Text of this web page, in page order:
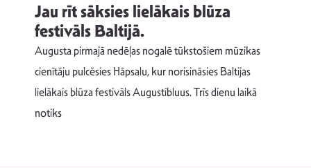
Jau rīt sāksies lielākais blūza
festivāls Baltijā.
Augusta pirmajā nedēļas nogalē tūkstošiem mūzikas
cienītāju pulcēsies Hāpsalu, kur norisināsies Baltijas
lielākais blūza festivāls Augustibluus. Trīs dienu laikā
notiks